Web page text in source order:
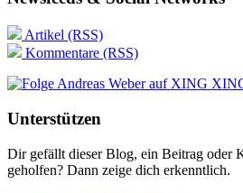
Artikel (RSS)
Kommentare (RSS)
Unterstützen
Dir gefällt dieser Blog, ein Beitrag oder
geholfen? Dann zeige dich erkenntlich.